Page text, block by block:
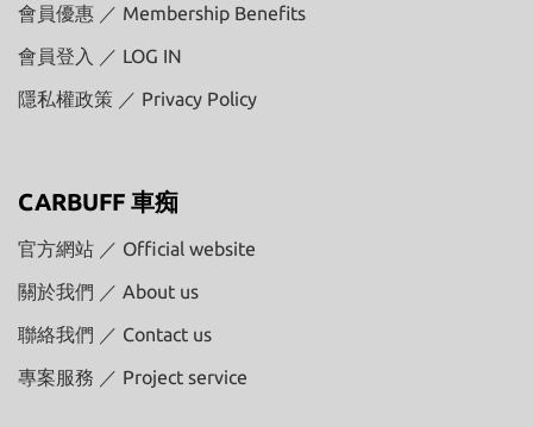
會員優惠 ／ Membership Benefits
會員登入 ／ LOG IN
隱私權政策 ／ Privacy Policy
CARBUFF 車痴
官方網站 ／ Official website
關於我們 ／ About us
聯絡我們 ／ Contact us
專案服務 ／ Project service